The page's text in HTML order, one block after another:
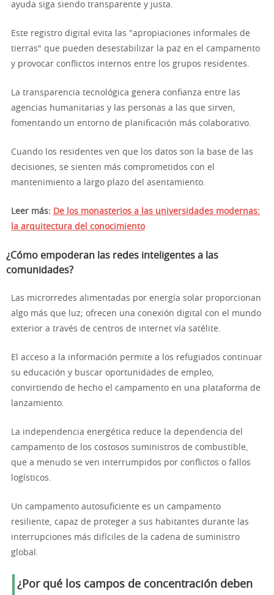
ayuda siga siendo transparente y justa.
Este registro digital evita las "apropiaciones informales de
tierras" que pueden desestabilizar la paz en el campamento
y provocar conflictos internos entre los grupos residentes.
La transparencia tecnológica genera confianza entre las
agencias humanitarias y las personas a las que sirven,
fomentando un entorno de planificación más colaborativo.
Cuando los residentes ven que los datos son la base de las
decisiones, se sienten más comprometidos con el
mantenimiento a largo plazo del asentamiento.
Leer más: De los monasterios a las universidades modernas:
la arquitectura del conocimiento
¿Cómo empoderan las redes inteligentes a las
comunidades?
Las microrredes alimentadas por energía solar proporcionan
algo más que luz; ofrecen una conexión digital con el mundo
exterior a través de centros de internet vía satélite.
El acceso a la información permite a los refugiados continuar
su educación y buscar oportunidades de empleo,
convirtiendo de hecho el campamento en una plataforma de
lanzamiento.
La independencia energética reduce la dependencia del
campamento de los costosos suministros de combustible,
que a menudo se ven interrumpidos por conflictos o fallos
logísticos.
Un campamento autosuficiente es un campamento
resiliente, capaz de proteger a sus habitantes durante las
interrupciones más difíciles de la cadena de suministro
global.
¿Por qué los campos de concentración deben